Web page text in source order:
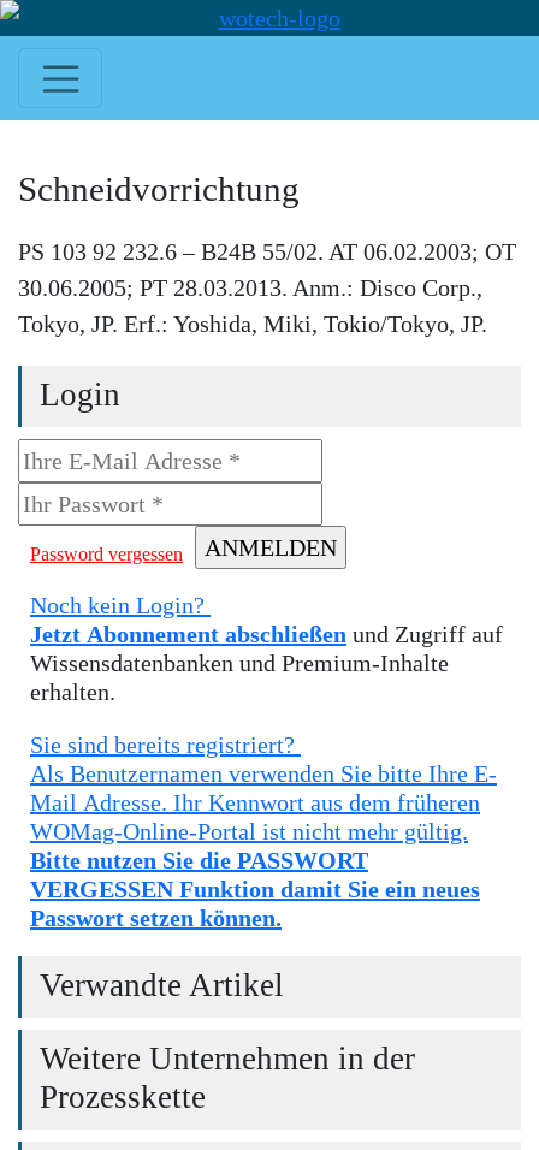
Schneidvorrichtung
PS 103 92 232.6 – B24B 55/02. AT 06.02.2003; OT
30.06.2005; PT 28.03.2013. Anm.: Disco Corp.,
Tokyo, JP. Erf.: Yoshida, Miki, Tokio/Tokyo, JP.
Login
Password vergessen
Noch kein Login?
Jetzt Abonnement abschließen
Wissensdatenbanken und Premium-Inhalte
erhalten.
Sie sind bereits registriert?
Als Benutzernamen verwenden Sie bitte Ihre E-
Mail Adresse. Ihr Kennwort aus dem früheren
WOMag-Online-Portal ist nicht mehr gültig.
Bitte nutzen Sie die PASSWORT
VERGESSEN Funktion damit Sie ein neues
Passwort setzen können.
Verwandte Artikel
Weitere Unternehmen in der
Prozesskette